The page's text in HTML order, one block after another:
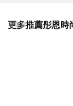
更多推薦彤恩時
看更多